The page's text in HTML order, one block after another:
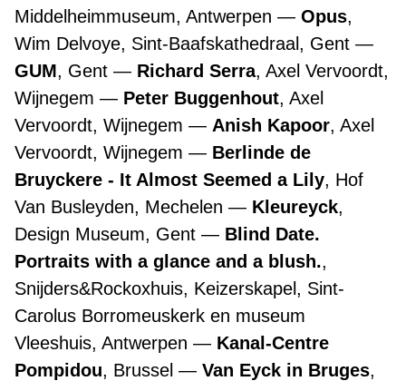
Middelheimmuseum, Antwerpen
Opus,
Wim Delvoye, Sint-Baafskathedraal, Gent
GUM, Gent Richard Serra, Axel Vervoordt,
Wijnegem
Peter Buggenhout, Axel
Vervoordt, Wijnegem
Anish Kapoor, Axel
Vervoordt, Wijnegem
Berlinde de
Bruyckere - It Almost Seemed a Lily, Hof
Van Busleyden, Mechelen
Kleureyck,
Design Museum, Gent
Blind Date.
Portraits with a glance and a blush.,
Snijders&Rockoxhuis, Keizerskapel, Sint-
Carolus Borromeuskerk en museum
Vleeshuis, Antwerpen
Kanal-Centre
Pompidou, Brussel Van Eyck in Bruges,